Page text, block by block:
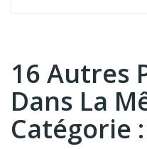
16 Autres
Dans La
Catégorie :